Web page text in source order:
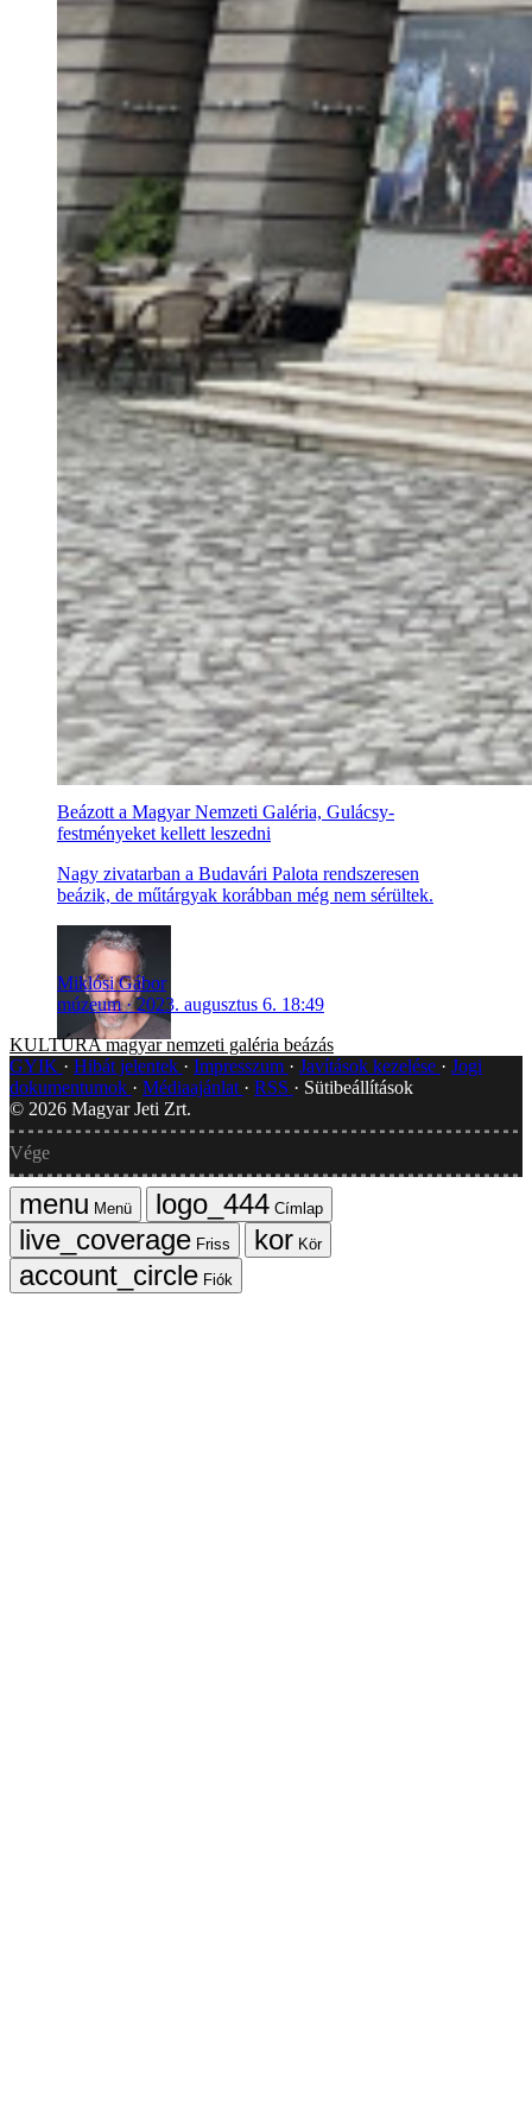
Beázott a Magyar Nemzeti Galéria, Gulácsy-
festményeket kellett leszedni
Nagy zivatarban a Budavári Palota rendszeresen
beázik, de műtárgyak korábban még nem sérültek.
Miklósi Gábor
múzeum
2023. augusztus 6. 18:49
KULTÚRA magyar nemzeti galéria beázás
GYIK
Hibát jelentek Impresszum Javítások kezelése
Jogi
dokumentumok
Médiaajánlat RSS
Sütibeállítások
© 2026 Magyar Jeti Zrt.
Vége
Menü
Címlap
Friss
Kör
Fiók